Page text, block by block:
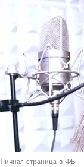
Личная страница в ФБ